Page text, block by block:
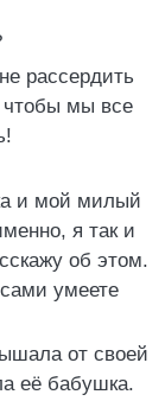
рассердить
мы все
и мой милый
я так и
об этом.
умеете
от своей
её бабушка.